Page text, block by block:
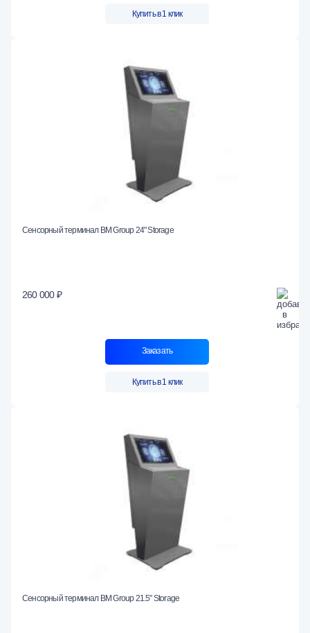
Купить в 1 клик
Сенсорный терминал BM Group 24" Storage
260 000 ₽
Заказать
Купить в 1 клик
Сенсорный терминал BM Group 21.5" Storage